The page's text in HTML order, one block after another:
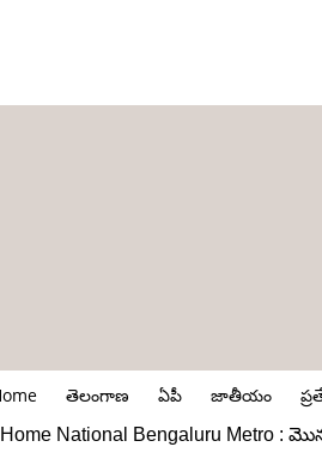
తెలంగాణ ఏపీ జాతీయం
Home National
Bengaluru Metro :